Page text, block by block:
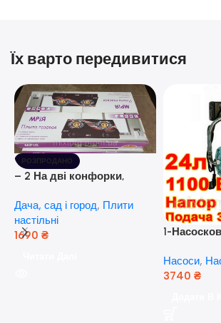
Їх варто передивитися
РОЗПРОДАНО
– 2 На дві конфорки,
розпалюванням.
Дача, сад і город, Плити
настільні
1690 ₴
1-
кВт) (
Насоси,
3740 ₴